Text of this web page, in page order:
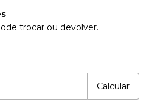
trocar ou devolver.
Calcular